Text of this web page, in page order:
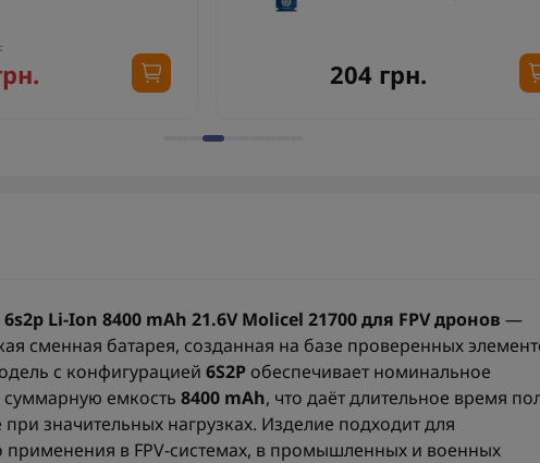
204 грн.
Li-Ion 8400 mAh 21.6V Molicel 21700 для FPV дронов —
сменная батарея, созданная на базе проверенных
с конфигурацией 6S2Pобеспечивает номинальное
суммарную емкость 8400 mAh, что даёт длительное время
значительных нагрузках. Изделие подходит для
применения в FPV-системах, в промышленных и военных